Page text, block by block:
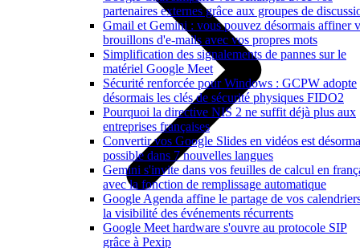
partenaires externes grâce aux groupes de
Gmail et Gemini : vous pouvez désormais affiner
brouillons d'e-mails avec vos propres mots
Simplification des signalements de pannes sur le
matériel Google Meet
Sécurité renforcée pour Windows : GCPW adopte
désormais les clés de sécurité physiques FIDO2
Pourquoi la directive NIS 2 ne suffit déjà plus aux
entreprises françaises
Convertir vos Google Slides en vidéos est
possible dans 7 nouvelles langues
Gemini s'invite dans vos feuilles de calcul en
avec la fonction de remplissage automatique
Google Agenda affine le partage de vos
la visibilité des événements récurrents
Google Meet hardware s'ouvre au protocole SIP
grâce à Pexip